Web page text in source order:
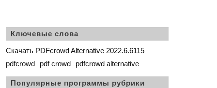
Ключевые слова
Скачать PDFcrowd Alternative 2022.6.6115
pdfcrowd
pdf crowd pdfcrowd alternative
Популярные программы рубрики